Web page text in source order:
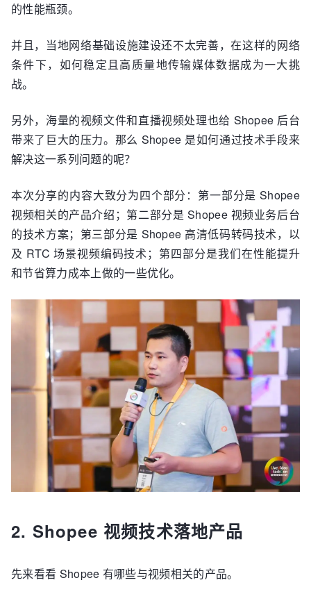
的性能瓶颈。
并且，当地网络基础设施建设还不太完善，在这样的网络
条件下，如何稳定且高质量地传输媒体数据成为一大挑
战。
另外，海量的视频文件和直播视频处理也给 Shopee 后台
带来了巨大的压力。那么 Shopee 是如何通过技术手段来
解决这一系列问题的呢？
本次分享的内容大致分为四个部分：第一部分是 Shopee
视频相关的产品介绍；第二部分是 Shopee 视频业务后台
的技术方案；第三部分是 Shopee 高清低码转码技术，以
及 RTC 场景视频编码技术；第四部分是我们在性能提升
和节省算力成本上做的一些优化。
2. Shopee 视频技术落地产品
先来看看 Shopee 有哪些与视频相关的产品。